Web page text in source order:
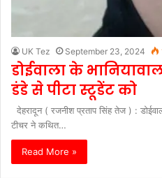
UK Tez September 23, 2024
डोईवाला के
डंडे से पीटा स्टूडेंट को
देहरादून ( रजनीश प्रताप सिंह तेज ) :
टीचर ने कथित…
Read More »